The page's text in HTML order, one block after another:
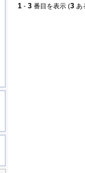
1 - 3 番目を表示 (3 あ